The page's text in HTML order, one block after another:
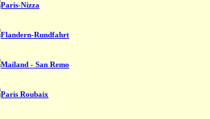
Paris-Nizza
Flandern-Rundfahrt
Mailand - San Remo
Paris Roubaix